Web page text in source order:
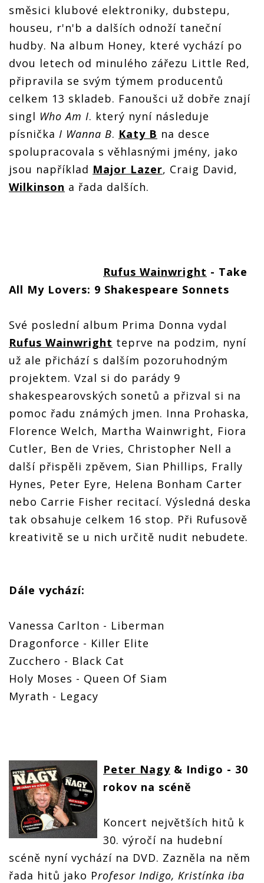
směsici klubové elektroniky, dubstepu,
houseu, r'n'b a dalších odnoží taneční
hudby. Na album Honey, které vychází po
dvou letech od minulého zářezu Little Red,
připravila se svým týmem producentů
celkem 13 skladeb. Fanoušci už dobře znají
singl Who Am I. který nyní následuje
písnička I Wanna B. Katy B na desce
spolupracovala s věhlasnými jmény, jako
jsou například Major Lazer, Craig David,
Wilkinson a řada dalších.
Rufus Wainwright - Take
All My Lovers: 9 Shakespeare Sonnets
Své poslední album Prima Donna vydal
Rufus Wainwright teprve na podzim, nyní
už ale přichází s dalším pozoruhodným
projektem. Vzal si do parády 9
shakespearovských sonetů a přizval si na
pomoc řadu známých jmen. Inna Prohaska,
Florence Welch, Martha Wainwright, Fiora
Cutler, Ben de Vries, Christopher Nell a
další přispěli zpěvem, Sian Phillips, Frally
Hynes, Peter Eyre, Helena Bonham Carter
nebo Carrie Fisher recitací. Výsledná deska
tak obsahuje celkem 16 stop. Při Rufusově
kreativitě se u nich určitě nudit nebudete.
Dále vychází:
Vanessa Carlton - Liberman
Dragonforce - Killer Elite
Zucchero - Black Cat
Holy Moses - Queen Of Siam
Myrath - Legacy
Peter Nagy & Indigo - 30
rokov na scéně
Koncert největších hitů k
30. výročí na hudební
scéně nyní vychází na DVD. Zazněla na něm
řada hitů jako Profesor Indigo, Kristínka iba